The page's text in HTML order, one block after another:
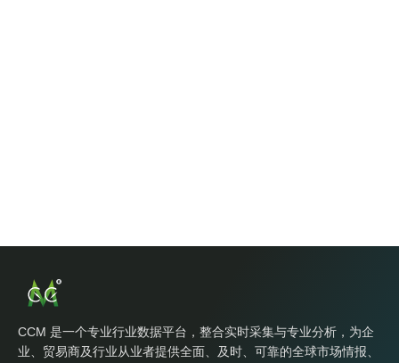
CCM 是一个专业行业数据平台，整合实时采集与专业分析，为企
业、贸易商及行业从业者提供全面、及时、可靠的全球市场情报、